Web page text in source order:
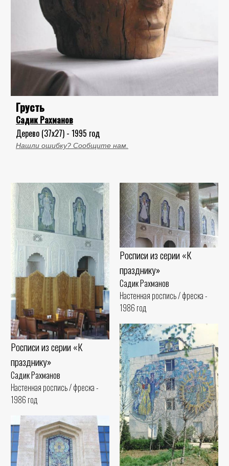
Грусть
Садик Рахманов
Дерево (37x27) - 1995 год
Нашли ошибку? Сообщите нам.
Росписи из серии «К
празднику»
Садик Рахманов
Настенная роспись / фреска -
1986 год
Росписи из серии «К
празднику»
Садик Рахманов
Настенная роспись / фреска -
1986 год